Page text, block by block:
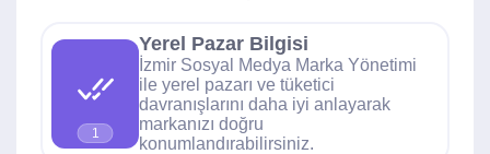
1
Yerel Pazar Bilgisi
İzmir Sosyal Medya Marka Yönetimi
ile yerel pazarı ve tüketici
davranışlarını daha iyi anlayarak
markanızı doğru
konumlandırabilirsiniz.